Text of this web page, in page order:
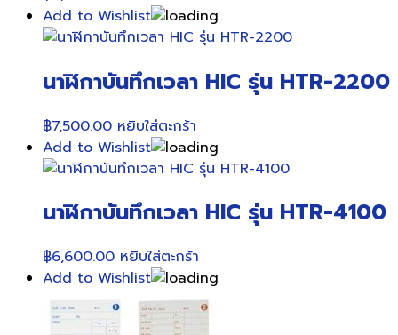
Add to Wishlist
นาฬิกาบันทึกเวลา HIC รุ่น HTR-2200
฿7,500.00 หยิบใส่ตะกร้า
Add to Wishlist
นาฬิกาบันทึกเวลา HIC รุ่น HTR-4100
฿6,600.00 หยิบใส่ตะกร้า
Add to Wishlist